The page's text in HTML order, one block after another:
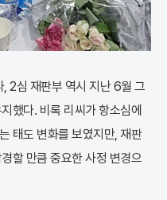
2심 재판부 역시 지난 6월 그
했다. 비록 리씨가 항소심에
태도 변화를 보였지만, 재판
할 만큼 중요한 사정 변경으